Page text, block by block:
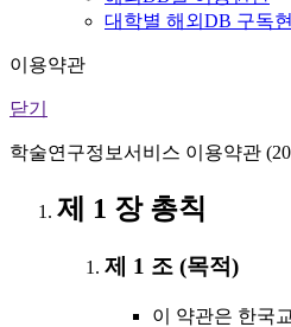
대학별 해외DB 구독
이용약관
닫기
학술연구정보서비스 이용약관
제 1 장 총칙
제 1 조 (목적)
이 약관은 한국